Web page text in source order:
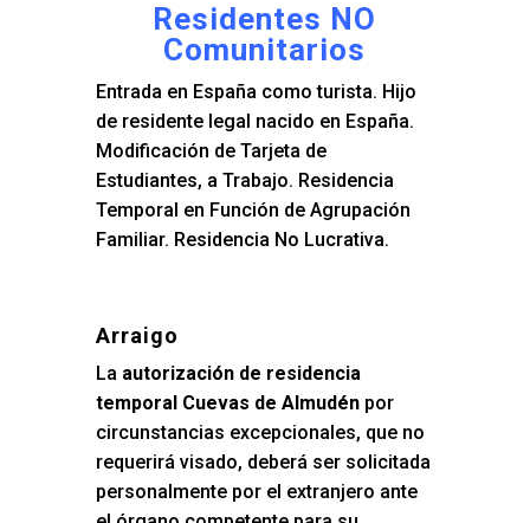
Residentes NO
Comunitarios
Entrada en España como turista. Hijo
de residente legal nacido en España.
Modificación de Tarjeta de
Estudiantes, a Trabajo. Residencia
Temporal en Función de Agrupación
Familiar. Residencia No Lucrativa.
Arraigo
La autorización de residencia
temporal Cuevas de Almudénpor
circunstancias excepcionales, que no
requerirá visado, deberá ser solicitada
personalmente por el extranjero ante